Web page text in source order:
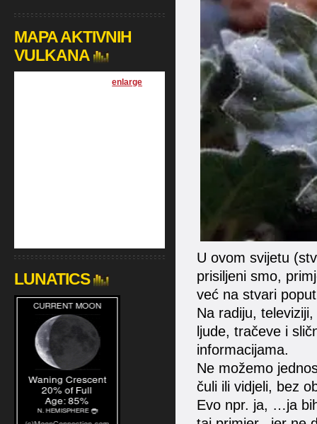
U ovom svijetu
prisiljeni smo,
već na stvari
Na radiju,
ljude, tračeve i
informacijama.
Ne možemo
čuli ili vidjeli, bez
Evo npr. ja, …ja
MAPA AKTIVNIH
VULKANA
[enlarge
LUNATICS